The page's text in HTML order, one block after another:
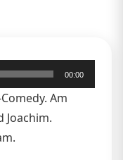
00:00
Am
Joachim.